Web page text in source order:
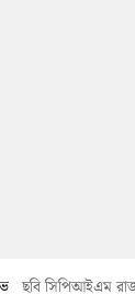
ছবি সিপিআইএম